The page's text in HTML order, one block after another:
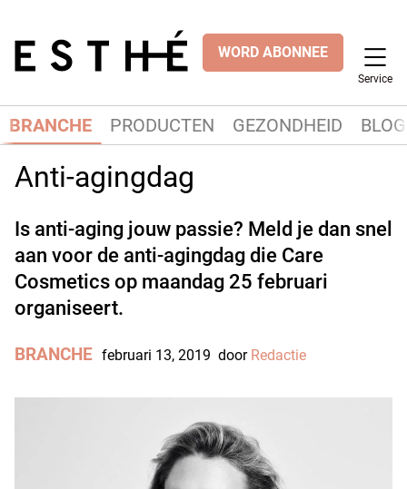
WORD ABONNEE
Service
BRANCHE PRODUCTEN GEZONDHEID
Anti-agingdag
Is anti-aging jouw passie? Meld je dan snel
aan voor de anti-agingdag die Care
Cosmetics op maandag 25 februari
organiseert.
BRANCHE februari 13, 2019 door Redactie